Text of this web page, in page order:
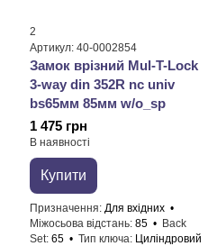
2
Артикул: 40-0002854
Замок врізний Mul-T-Lock
3-way din 352R nc univ
bs65мм 85мм w/o_sp
1 475 грн
В наявності
Купити
Призначення Для вхідних
Міжосьова відстань 85
Back
Set 65 Тип ключа Циліндровий